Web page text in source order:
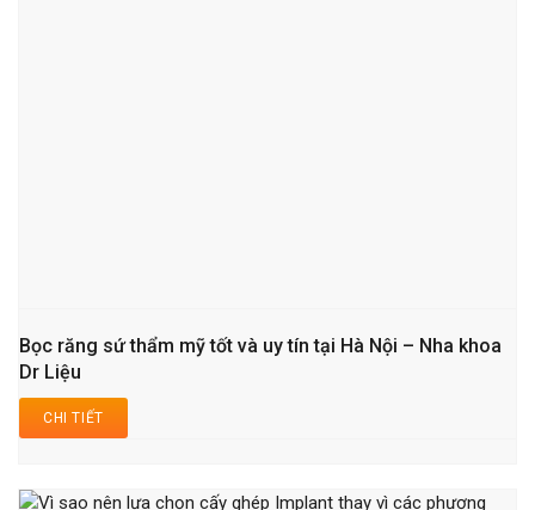
Bọc răng sứ thẩm mỹ tốt và uy tín tại Hà Nội – Nha khoa
Dr Liệu
CHI TIẾT